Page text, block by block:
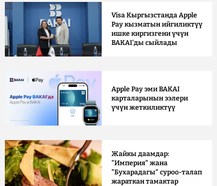
Visa Кыргызстанда Apple
Pay кызматын ийгиликтүү
ишке киргизгени үчүн
BAKAI'ды сыйлады
Apple Pay эми BAKAI
карталарынын ээлери
үчүн жеткиликтүү
Жайкы даамдар:
"Империя" жана
"Бухарадагы" суроо-талап
жараткан тамактар